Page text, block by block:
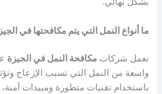
ما أنواع النمل التي يتم مكافحتها في
تعمل شركاتمكافحة النمل في الجيزة
واسعة من النمل التي تسبب الإزعاج
باستخدام تقنيات متطورة ومبيدات